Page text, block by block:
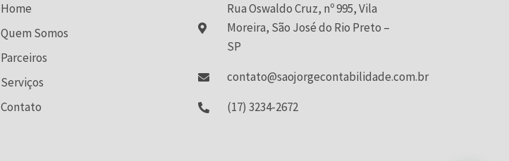
Home
Quem Somos
Parceiros
Serviços
Contato
Rua Oswaldo Cruz, nº 995, Vila
Moreira, São José do Rio Preto –
SP
contato@saojorgecontabilidade.com.br
(17) 3234-2672